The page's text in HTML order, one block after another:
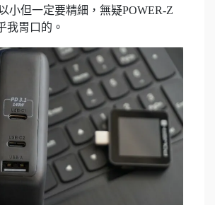
小但一定要精細，無疑POWER-Z
我胃口的。